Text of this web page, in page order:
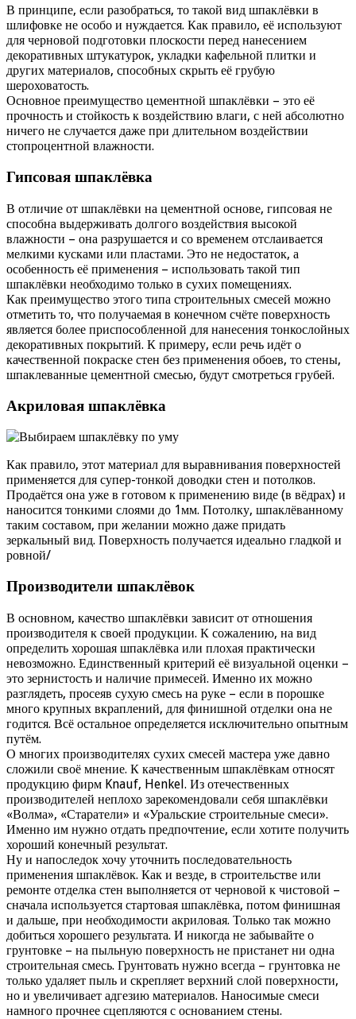
В принципе, если разобраться, то такой вид шпаклёвки в
шлифовке не особо и нуждается. Как правило, её используют
для черновой подготовки плоскости перед нанесением
декоративных штукатурок, укладки кафельной плитки и
других материалов, способных скрыть её грубую
шероховатость.
Основное преимущество цементной шпаклёвки – это её
прочность и стойкость к воздействию влаги, с ней абсолютно
ничего не случается даже при длительном воздействии
стопроцентной влажности.
Гипсовая шпаклёвка
В отличие от шпаклёвки на цементной основе, гипсовая не
способна выдерживать долгого воздействия высокой
влажности – она разрушается и со временем отслаивается
мелкими кусками или пластами. Это не недостаток, а
особенность её применения – использовать такой тип
шпаклёвки необходимо только в сухих помещениях.
Как преимущество этого типа строительных смесей можно
отметить то, что получаемая в конечном счёте поверхность
является более приспособленной для нанесения тонкослойных
декоративных покрытий. К примеру, если речь идёт о
качественной покраске стен без применения обоев, то стены,
шпаклеванные цементной смесью, будут смотреться грубей.
Акриловая шпаклёвка
Как правило, этот материал для выравнивания поверхностей
применяется для супер-тонкой доводки стен и потолков.
Продаётся она уже в готовом к применению виде (в вёдрах) и
наносится тонкими слоями до 1мм. Потолку, шпаклёванному
таким составом, при желании можно даже придать
зеркальный вид. Поверхность получается идеально гладкой и
ровной/
Производители шпаклёвок
В основном, качество шпаклёвки зависит от отношения
производителя к своей продукции. К сожалению, на вид
определить хорошая шпаклёвка или плохая практически
невозможно. Единственный критерий её визуальной оценки –
это зернистость и наличие примесей. Именно их можно
разглядеть, просеяв сухую смесь на руке – если в порошке
много крупных вкраплений, для финишной отделки она не
годится. Всё остальное определяется исключительно опытным
путём.
О многих производителях сухих смесей мастера уже давно
сложили своё мнение. К качественным шпаклёвкам относят
продукцию фирм Knauf, Henkel. Из отечественных
производителей неплохо зарекомендовали себя шпаклёвки
«Волма», «Старатели» и «Уральские строительные смеси».
Именно им нужно отдать предпочтение, если хотите получить
хороший конечный результат.
Ну и напоследок хочу уточнить последовательность
применения шпаклёвок. Как и везде, в строительстве или
ремонте отделка стен выполняется от черновой к чистовой –
сначала используется стартовая шпаклёвка, потом финишная
и дальше, при необходимости акриловая. Только так можно
добиться хорошего результата. И никогда не забывайте о
грунтовке – на пыльную поверхность не пристанет ни одна
строительная смесь. Грунтовать нужно всегда – грунтовка не
только удаляет пыль и скрепляет верхний слой поверхности,
но и увеличивает адгезию материалов. Наносимые смеси
намного прочнее сцепляются с основанием стены.